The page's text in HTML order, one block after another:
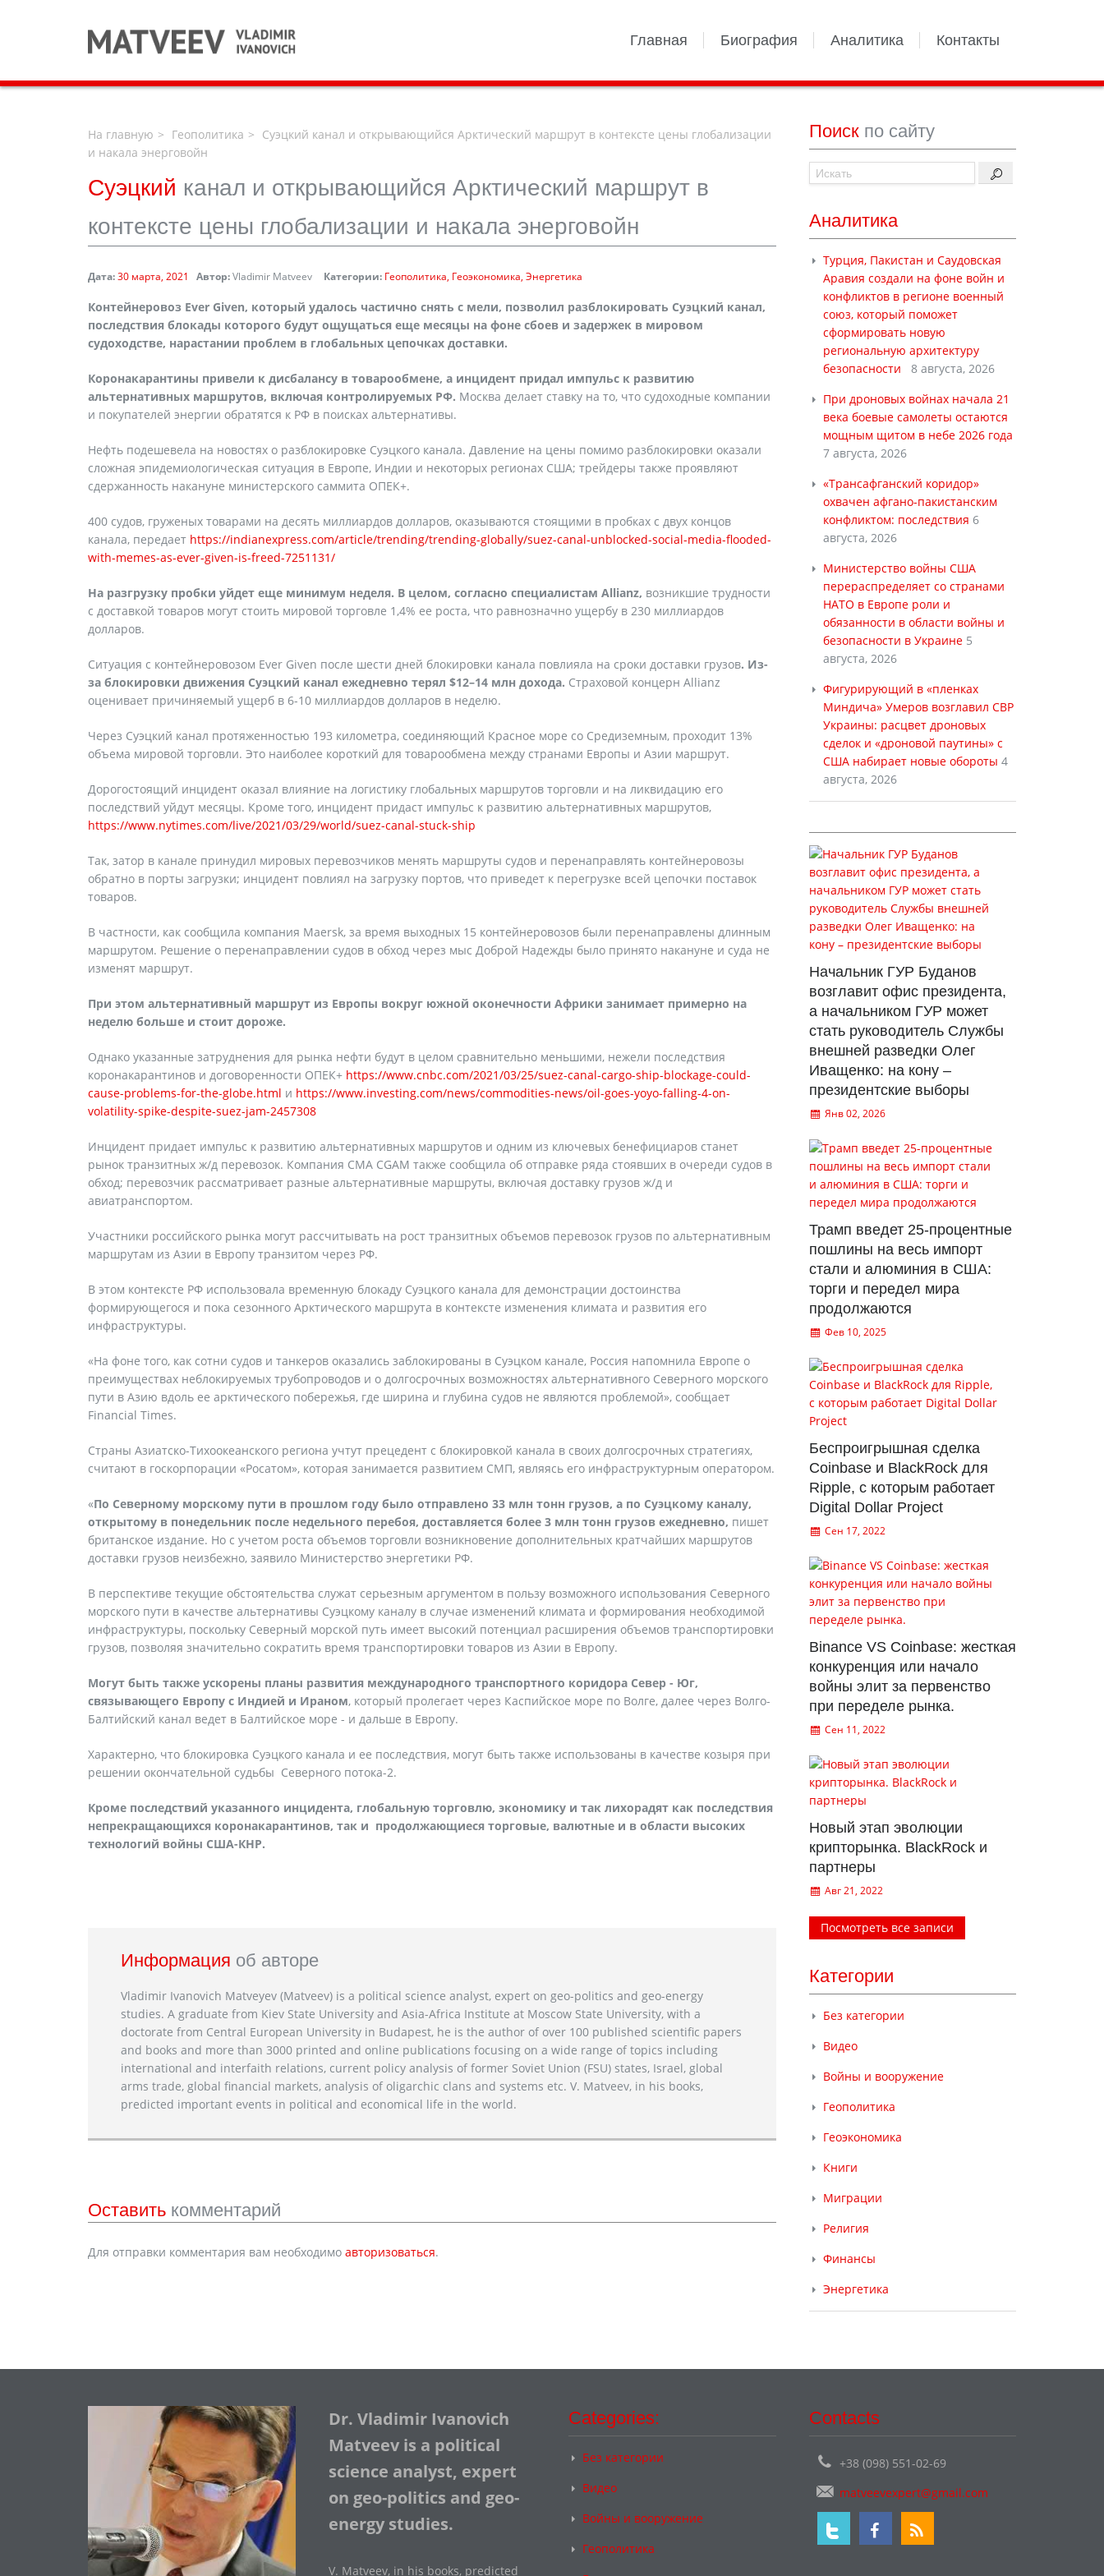
Главная Биография Аналитика Контакты
На главную Геополитика
Суэцкий канал и открывающийся Арктический маршрут в контексте цены глобализации
и накала энерговойн
Суэцкий канал и открывающийся Арктический маршрут в
контексте цены глобализации и накала энерговойн
Дата:30 марта, 2021 Автор:Vladimir Matveev Категории: Геополитика Геоэкономика Энергетика
Контейнеровоз Ever Given, который удалось частично снять с мели, позволил разблокировать Суэцкий канал,
последствия блокады которого будут ощущаться еще месяцы на фоне сбоев и задержек в мировом
судоходстве, нарастании проблем в глобальных цепочках доставки.
Коронакарантины привели к дисбалансу в товарообмене, а инцидент придал импульс к развитию
альтернативных маршрутов, включая контролируемых РФ. Москва делает ставку на то, что судоходные компании
и покупателей энергии обратятся к РФ в поисках альтернативы.
Нефть подешевела на новостях о разблокировке Суэцкого канала. Давление на цены помимо разблокировки оказали
сложная эпидемиологическая ситуация в Европе, Индии и некоторых регионах США; трейдеры также проявляют
сдержанность накануне министерского саммита ОПЕК+.
400 судов, груженых товарами на десять миллиардов долларов, оказываются стоящими в пробках с двух концов
канала, передает https://indianexpress.com/article/trending/trending-globally/suez-canal-unblocked-social-media-flooded-
with-memes-as-ever-given-is-freed-7251131/
На разгрузку пробки уйдет еще минимум неделя. В целом, согласно специалистам Allianz, возникшие трудности
с доставкой товаров могут стоить мировой торговле 1,4% ее роста, что равнозначно ущербу в 230 миллиардов
долларов.
Ситуация с контейнеровозом Ever Given после шести дней блокировки канала повлияла на сроки доставки грузов. Из-
за блокировки движения Суэцкий канал ежедневно терял $12–14 млн дохода. Страховой концерн Allianz
оценивает причиняемый ущерб в 6-10 миллиардов долларов в неделю.
Через Суэцкий канал протяженностью 193 километра, соединяющий Красное море со Средиземным, проходит 13%
объема мировой торговли. Это наиболее короткий для товарообмена между странами Европы и Азии маршрут.
Дорогостоящий инцидент оказал влияние на логистику глобальных маршрутов торговли и на ликвидацию его
последствий уйдут месяцы. Кроме того, инцидент придаст импульс к развитию альтернативных маршрутов,
https://www.nytimes.com/live/2021/03/29/world/suez-canal-stuck-ship
Так, затор в канале принудил мировых перевозчиков менять маршруты судов и перенаправлять контейнеровозы
обратно в порты загрузки; инцидент повлиял на загрузку портов, что приведет к перегрузке всей цепочки поставок
товаров.
В частности, как сообщила компания Maersk, за время выходных 15 контейнеровозов были перенаправлены длинным
маршрутом. Решение о перенаправлении судов в обход через мыс Доброй Надежды было принято накануне и суда не
изменят маршрут.
При этом альтернативный маршрут из Европы вокруг южной оконечности Африки занимает примерно на
неделю больше и стоит дороже.
Однако указанные затруднения для рынка нефти будут в целом сравнительно меньшими, нежели последствия
коронакарантинов и договоренности ОПЕК+ https://www.cnbc.com/2021/03/25/suez-canal-cargo-ship-blockage-could-
cause-problems-for-the-globe.html и https://www.investing.com/news/commodities-news/oil-goes-yoyo-falling-4-on-
volatility-spike-despite-suez-jam-2457308
Инцидент придает импульс к развитию альтернативных маршрутов и одним из ключевых бенефициаров станет
рынок транзитных ж/д перевозок. Компания CMA CGAM также сообщила об отправке ряда стоявших в очереди судов в
обход; перевозчик рассматривает разные альтернативные маршруты, включая доставку грузов ж/д и
авиатранспортом.
Участники российского рынка могут рассчитывать на рост транзитных объемов перевозок грузов по альтернативным
маршрутам из Азии в Европу транзитом через РФ.
В этом контексте РФ использовала временную блокаду Суэцкого канала для демонстрации достоинства
формирующегося и пока сезонного Арктического маршрута в контексте изменения климата и развития его
инфраструктуры.
«На фоне того, как сотни судов и танкеров оказались заблокированы в Суэцком канале, Россия напомнила Европе о
преимуществах неблокируемых трубопроводов и о долгосрочных возможностях альтернативного Северного морского
пути в Азию вдоль ее арктического побережья, где ширина и глубина судов не являются проблемой», сообщает
Financial Times.
Страны Азиатско-Тихоокеанского региона учтут прецедент с блокировкой канала в своих долгосрочных стратегиях,
считают в госкорпорации «Росатом», которая занимается развитием СМП, являясь его инфраструктурным оператором.
«По Северному морскому пути в прошлом году было отправлено 33 млн тонн грузов, а по Суэцкому каналу,
открытому в понедельник после недельного перебоя, доставляется более 3 млн тонн грузов ежедневно, пишет
британское издание. Но с учетом роста объемов торговли возникновение дополнительных кратчайших маршрутов
доставки грузов неизбежно, заявило Министерство энергетики РФ.
В перспективе текущие обстоятельства служат серьезным аргументом в пользу возможного использования Северного
морского пути в качестве альтернативы Суэцкому каналу в случае изменений климата и формирования необходимой
инфраструктуры, поскольку Северный морской путь имеет высокий потенциал расширения объемов транспортировки
грузов, позволяя значительно сократить время транспортировки товаров из Азии в Европу.
Могут быть также ускорены планы развития международного транспортного коридора Север - Юг,
связывающего Европу с Индией и Ираном, который пролегает через Каспийское море по Волге, далее через Волго-
Балтийский канал ведет в Балтийское море - и дальше в Европу.
Характерно, что блокировка Суэцкого канала и ее последствия, могут быть также использованы в качестве козыря при
решении окончательной судьбы Северного потока-2.
Кроме последствий указанного инцидента, глобальную торговлю, экономику и так лихорадят как последствия
непрекращающихся коронакарантинов, так и продолжающиеся торговые, валютные и в области высоких
технологий войны США-КНР.
Информация об авторе
Vladimir Ivanovich Matveyev (Matveev) is a political science analyst, expert on geo-politics and geo-energy
studies. A graduate from Kiev State University and Asia-Africa Institute at Moscow State University, with a
doctorate from Central European University in Budapest, he is the author of over 100 published scientific papers
and books and more than 3000 printed and online publications focusing on a wide range of topics including
international and interfaith relations, current policy analysis of former Soviet Union (FSU) states, Israel, global
arms trade, global financial markets, analysis of oligarchic clans and systems etc. V. Matveev, in his books,
predicted important events in political and economical life in the world.
Оставить комментарий
Для отправки комментария вам необходимо авторизоваться.
Поиск по сайту
Аналитика
Турция, Пакистан и Саудовская
Аравия создали на фоне войн и
конфликтов в регионе военный
союз, который поможет
сформировать новую
региональную архитектуру
безопасности
8 августа, 2026
При дроновых войнах начала 21
века боевые самолеты остаются
мощным щитом в небе 2026 года
7 августа, 2026
«Трансафганский коридор»
охвачен афгано-пакистанским
конфликтом: последствия 6
августа, 2026
Министерство войны США
перераспределяет со странами
НАТО в Европе роли и
обязанности в области войны и
безопасности в Украине 5
августа, 2026
Фигурирующий в «пленках
Миндича» Умеров возглавил СВР
Украины: расцвет дроновых
сделок и «дроновой паутины» с
США набирает новые обороты 4
августа, 2026
Начальник ГУР Буданов
возглавит офис президента,
а начальником ГУР может
стать руководитель Службы
внешней разведки Олег
Иващенко: на кону –
президентские выборы
Янв 02, 2026
Трамп введет 25-процентные
пошлины на весь импорт
стали и алюминия в США:
торги и передел мира
продолжаются
Фев 10, 2025
Беспроигрышная сделка
Coinbase и BlackRock для
Ripple, с которым работает
Digital Dollar Project
Сен 17, 2022
Binance VS Coinbase: жесткая
конкуренция или начало
войны элит за первенство
при переделе рынка.
Сен 11, 2022
Новый этап эволюции
крипторынка. BlackRock и
партнеры
Авг 21, 2022
Посмотреть все записи
Категории
Без категории
Видео
Войны и вооружение
Геополитика
Геоэкономика
Книги
Миграции
Религия
Финансы
Энергетика
Dr. Vladimir Ivanovich
Matveev is a political
science analyst, expert
on geo-politics and geo-
energy studies.
V. Matveev, in his books, predicted
Categories:
Без категории
Видео
Войны и вооружение
Геополитика
Contacts
+38 (098) 551-02-69
matveevexpert@gmail.com